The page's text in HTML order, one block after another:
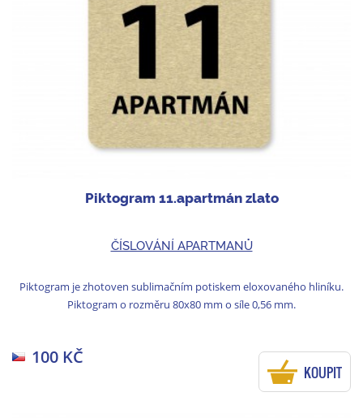
Piktogram 11.apartmán zlato
ČÍSLOVÁNÍ APARTMANŮ
Piktogram je zhotoven sublimačním potiskem eloxovaného hliníku.
Piktogram o rozměru 80x80 mm o síle 0,56 mm.
100 KČ
KOUPIT